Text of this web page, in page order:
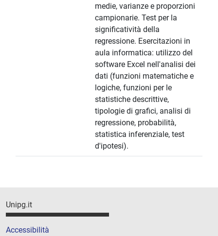
medie, varianze e proporzioni
campionarie. Test per la
significatività della
regressione. Esercitazioni in
aula informatica: utilizzo del
software Excel nell'analisi dei
dati (funzioni matematiche e
logiche, funzioni per le
statistiche descrittive,
tipologie di grafici, analisi di
regressione, probabilità,
statistica inferenziale, test
d'ipotesi).
Unipg.it
Accessibilità